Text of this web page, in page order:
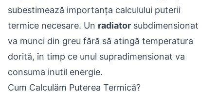
subestimează importanța calculului puterii
termice necesare. Un radiator subdimensionat
va munci din greu fără să atingă temperatura
dorită, în timp ce unul supradimensionat va
consuma inutil energie.
Cum Calculăm Puterea Termică?